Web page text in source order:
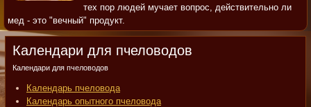
тех пор людей мучает вопрос, действительно ли
мед - это "вечный" продукт.
Календари для пчеловодов
Календари для пчеловодов
Календарь пчеловода
Календарь опытного пчеловода